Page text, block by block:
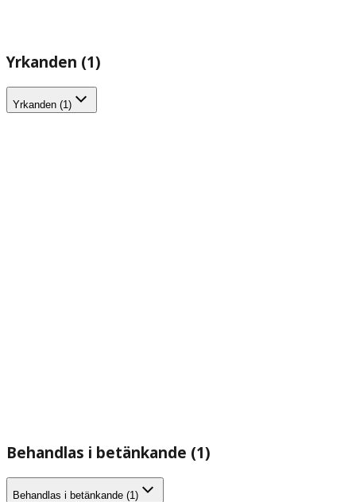
Yrkanden (1)
Yrkanden (1)
Behandlas i betänkande (1)
Behandlas i betänkande (1)